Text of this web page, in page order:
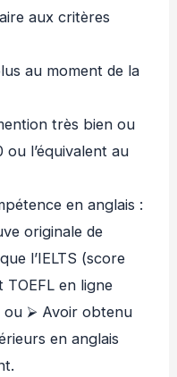
aux critères
au moment de la
très bien ou
l’équivalent au
en anglais :
originale de
l’IELTS (score
en ligne
ou ⮚ Avoir obtenu
en anglais